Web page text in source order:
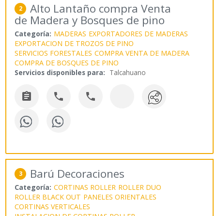
2 Alto Lantaño compra Venta
de Madera y Bosques de pino
Categoría: MADERAS EXPORTADORES DE MADERAS
EXPORTACION DE TROZOS DE PINO
SERVICIOS FORESTALES COMPRA VENTA DE MADERA
COMPRA DE BOSQUES DE PINO
Servicios disponibles para: Talcahuano
  
3 Barú Decoraciones
Categoría: CORTINAS ROLLER ROLLER DUO
ROLLER BLACK OUT PANELES ORIENTALES
CORTINAS VERTICALES